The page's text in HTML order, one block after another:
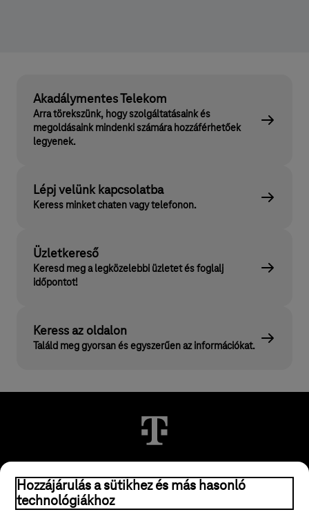
Akadálymentes Telekom
Arra törekszünk, hogy szolgáltatásaink és
megoldásaink mindenki számára hozzáférhetőek
legyenek.
Lépj velünk kapcsolatba
Keress minket chaten vagy telefonon.
Üzletkereső
Keresd meg a legközelebbi üzletet és foglalj
időpontot!
Keress az oldalon
Találd meg gyorsan és egyszerűen az információkat.
© 2026 Magyar Telekom Nyrt.
Hozzájárulás a sütikhez és más hasonló
technológiákhoz